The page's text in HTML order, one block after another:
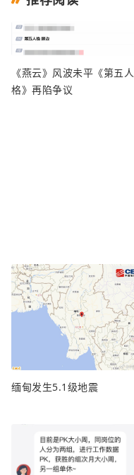
《燕云》风波未平《第五人
格》再陷争议
缅甸发生5.1级地震